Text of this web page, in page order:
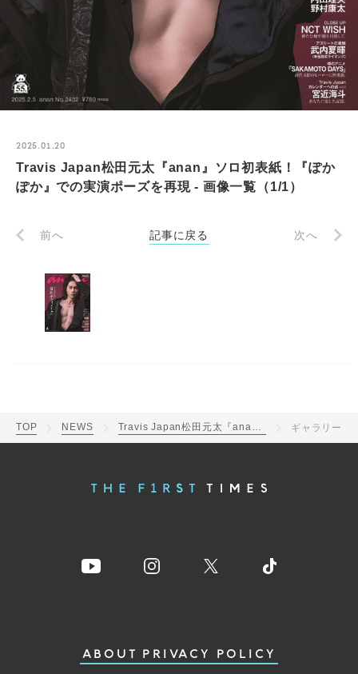
2025.01.20
Travis Japan松田元太『anan』ソロ初表紙！『ぽか
ぽか』での実演ポーズを再現 - 画像一覧（1/1）
前へ 記事に戻る 次へ
TOP NEWS Travis Japan松田元太『anan』ソロ初表紙！『ぽかぽか』での実演ポーズを再現 ギャラリー
ABOUT PRIVACY POLICY